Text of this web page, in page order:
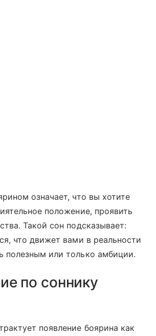
означает, что вы хотите
положение, проявить
Такой сон подсказывает:
что движет вами в реальности
полезным или только амбиции.
по соннику
появление боярина как